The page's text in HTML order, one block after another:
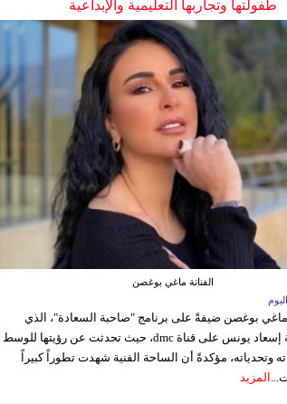
طفولتها وتجاربها التعليمية والإبداعية
الفنانة ماغي بوغصن
ماغي بوغصن ضيفةً على برنامج "صاحبة السعادة"، الذي
تقدّمه الفنانة إسعاد يونس على قناة dmc، حيث تحدثت عن رؤيتها للوسط
وتحدياته، مؤكدةً أن الساحة الفنية شهدت تطوراً كبيراً
المزيد